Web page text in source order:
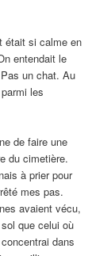
était si calme en
entendait le
un chat. Au
les
de faire une
du cimetière.
à prier pour
mes pas.
avaient vécu,
que celui où
dans